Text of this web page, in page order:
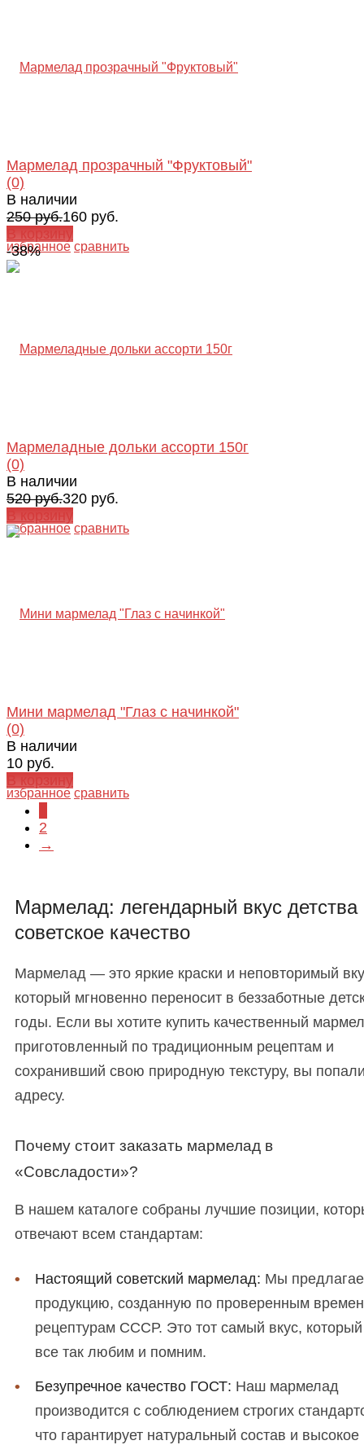
избранное сравнить
Мармелад прозрачный "Фруктовый"
(0)
В наличии
250 руб.160 руб.
В корзину
-38%
избранное сравнить
Мармеладные дольки ассорти 150г
(0)
В наличии
520 руб.320 руб.
В корзину
избранное сравнить
Мини мармелад "Глаз с начинкой"
(0)
В наличии
10 руб.
В корзину
2
→
Мармелад: легендарный вкус детства
советское качество
Мармелад — это яркие краски и неповторимый
который мгновенно переносит в беззаботные
годы. Если вы хотите купить качественный
приготовленный по традиционным рецептам и
сохранивший свою природную текстуру, вы
адресу.
Почему стоит заказать мармелад в
«Совсладости»?
В нашем каталоге собраны лучшие позиции,
отвечают всем стандартам:
Настоящий советский мармелад: Мы
продукцию, созданную по проверенным
рецептурам СССР. Это тот самый вкус,
все так любим и помним.
Безупречное качество ГОСТ: Наш мармелад
производится с соблюдением строгих
что гарантирует натуральный состав и высокое